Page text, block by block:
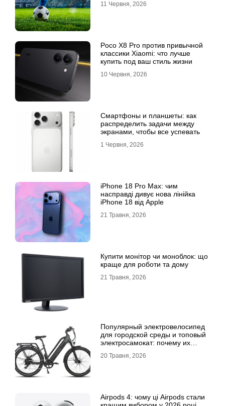
11 Червня, 2026
Poco X8 Pro против привычной
классики Xiaomi: что лучше
купить под ваш стиль жизни
10 Червня, 2026
Смартфоны и планшеты: как
распределить задачи между
экранами, чтобы все успевать
1 Червня, 2026
iPhone 18 Pro Max: чим
насправді дивує нова лінійка
iPhone 18 від Apple
21 Травня, 2026
Купити монітор чи моноблок: що
краще для роботи та дому
21 Травня, 2026
Популярный электровелосипед
для городской среды и топовый
электросамокат: почему их
20 Травня, 2026
Airpods 4: чому ці Airpods стали